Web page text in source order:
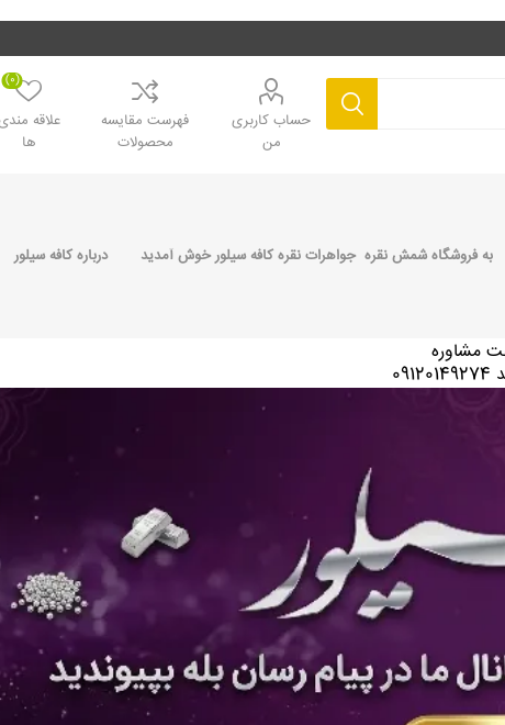
حساب کاربری
من
فهرست مقایسه
محصولات
علاقه
ها
(0)
به فروشگاه شمش نقره جواهرات نقره کافه سیلور خوش آمدید درباره کافه سیلور
مشاوره